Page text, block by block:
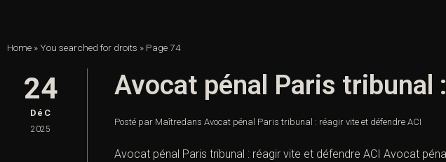
Home »You searched for droits » Page 74
24
DéC
2025
Avocat pénal Paris tribunal
Posté par Maîtredans Avocat pénal Paris tribunal : réagir vite et défendre ACI
Avocat pénal Paris tribunal : réagir vite et défendre ACI Avocat